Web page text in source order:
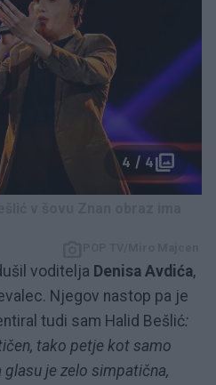
4 / 4
voditelja Denisa Avdića,
Njegov nastop pa je
tudi sam Halid Bešlić:
tako petje kot samo
je zelo simpatična,